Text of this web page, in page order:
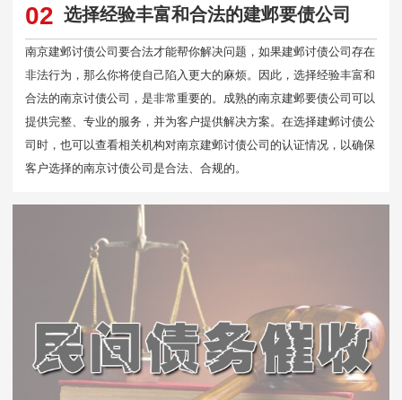
02 选择经验丰富和合法的建邺要债公司
南京建邺讨债公司要合法才能帮你解决问题，如果建邺讨债公司存在
非法行为，那么你将使自己陷入更大的麻烦。因此，选择经验丰富和
合法的南京讨债公司，是非常重要的。成熟的南京建邺要债公司可以
提供完整、专业的服务，并为客户提供解决方案。在选择建邺讨债公
司时，也可以查看相关机构对南京建邺讨债公司的认证情况，以确保
客户选择的南京讨债公司是合法、合规的。